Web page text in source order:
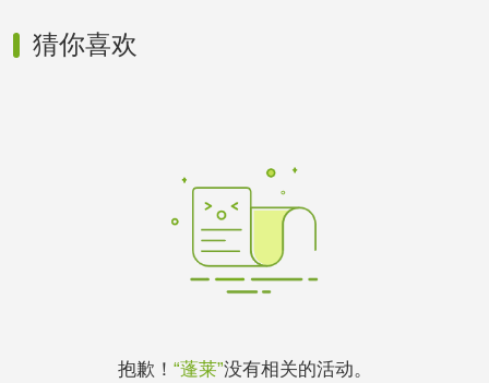
猜你喜欢
抱歉！ “蓬莱”没有相关的活动。